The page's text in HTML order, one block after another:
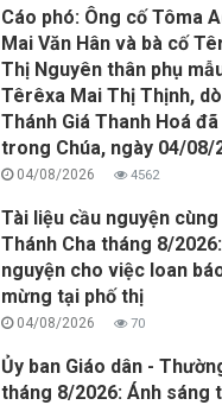
Cáo phó: Ông cố Tôma
Mai Văn Hân và bà cố
Thị Nguyên thân phụ
Têrêxa Mai Thị Thịnh,
Thánh Giá Thanh Hoá
trong Chúa, ngày 04/08/
04/08/2026 4562
Tài liệu cầu nguyện
Thánh Cha tháng 8/
nguyện cho việc loan
mừng tại phố thị
04/08/2026 70
Ủy ban Giáo dân -
tháng 8/2026: Ánh sáng